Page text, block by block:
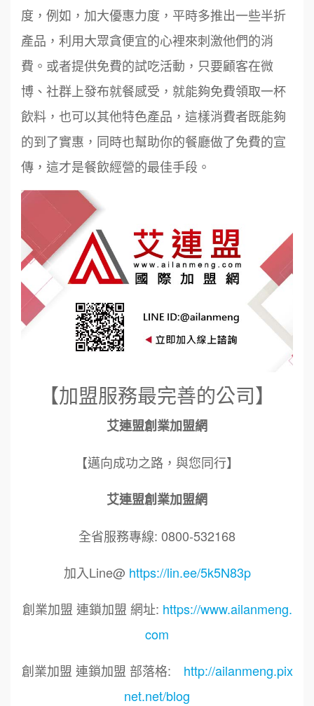
度，例如，加大優惠力度，平時多推出一些半折
產品，利用大眾貪便宜的心裡來刺激他們的消
費。或者提供免費的試吃活動，只要顧客在微
博、社群上發布就餐感受，就能夠免費領取一杯
飲料，也可以其他特色產品，這樣消費者既能夠
的到了實惠，同時也幫助你的餐廳做了免費的宣
傳，這才是餐飲經營的最佳手段。
【加盟服務最完善的公司】
艾連盟創業加盟網
【邁向成功之路，與您同行】
艾連盟創業加盟網
全省服務專線: 0800-532168
加入Line@ https://lin.ee/5k5N83p
創業加盟 連鎖加盟 網址: https://www.ailanmeng.
com
創業加盟 連鎖加盟 部落格: http://ailanmeng.pix
net.net/blog